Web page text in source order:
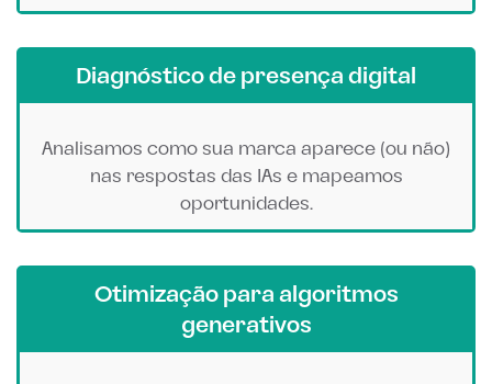
Diagnóstico de presença digital
Analisamos como sua marca aparece (ou não)
nas respostas das IAs e mapeamos
oportunidades.
Otimização para algoritmos
generativos